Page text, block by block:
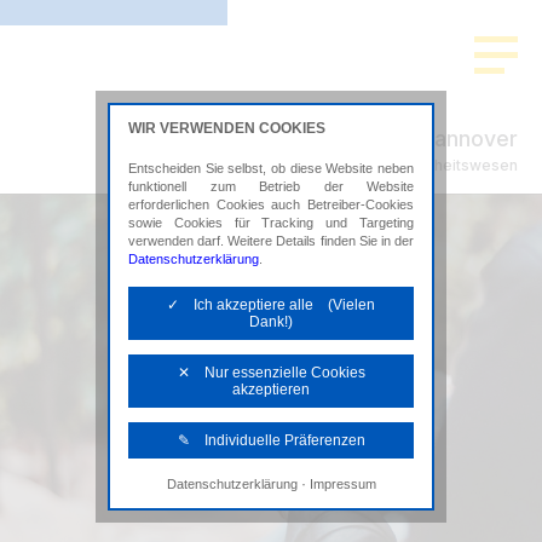
ADVISION Hannover
Steuerberatung im Gesundheitswesen
WIR VERWENDEN COOKIES
Entscheiden Sie selbst, ob diese Website neben
funktionell zum Betrieb der Website
erforderlichen Cookies auch Betreiber-Cookies
sowie Cookies für Tracking und Targeting
verwenden darf. Weitere Details finden Sie in der
Datenschutzerklärung
✓ Ich akzeptiere alle (Vielen
Dank!)
✕ Nur essenzielle Cookies
akzeptieren
✎ Individuelle Präferenzen
Notwendige Cookies
Diese Cookies sind erforderlich, um die
Datenschutzerklärung· Impressum